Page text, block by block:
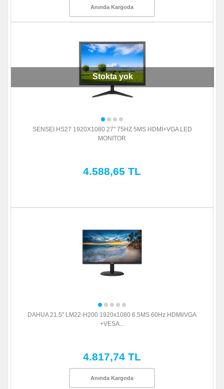
Anında Kargoda
Stokta yok
SENSEI HS27 1920X1080 27" 75HZ 5MS HDMI+VGA LED
MONITOR
4.588,65 TL
DAHUA 21.5" LM22-H200 1920x1080 6.5MS 60Hz HDMI/VGA
+VESA...
4.817,74 TL
Anında Kargoda